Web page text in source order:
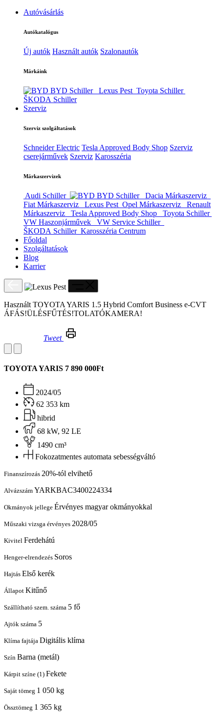
Autóvásárlás
Autókatalógus
Új autók Használt autók Szalonautók
Márkáink
BYD Schiller Lexus Pest Toyota Schiller
ŠKODA Schiller
Szerviz
Szerviz szolgáltatások
Schneider Electric Tesla Approved Body Shop Szerviz
cserejárművek Szerviz Karosszéria
Márkaszervizek
Audi Schiller BYD Schiller
Dacia Márkaszerviz
Fiat Márkaszerviz
Lexus Pest Opel Márkaszerviz
Renault
Márkaszerviz
Tesla Approved Body Shop
Toyota Schiller
VW Haszonjárművek
VW Service Schiller
ŠKODA Schiller Karosszéria Centrum
Főoldal
Szolgáltatások
Blog
Karrier
Használt TOYOTA YARIS 1.5 Hybrid Comfort Business e-CVT
ÁFÁS!ÜLÉSFŰTÉS!TOLATÓKAMERA!
Tweet
TOYOTA YARIS 7 890 000Ft
2024/05
62 353 km
hibrid
68 kW, 92 LE
1490 cm³
Fokozatmentes automata sebességváltó
Finanszírozás 20%-tól elvihető
Alvázszám YARKBAC3400224334
Okmányok jellege Érvényes magyar okmányokkal
Műszaki vizsga érvényes 2028/05
Kivitel Ferdehátú
Henger-elrendezés Soros
Hajtás Első kerék
Állapot Kitűnő
Szállítható szem. száma 5 fő
Ajtók száma 5
Klíma fajtája Digitális klíma
Szín Barna (metál)
Kárpit színe (1) Fekete
Saját tömeg 1 050 kg
Össztömeg 1 365 kg